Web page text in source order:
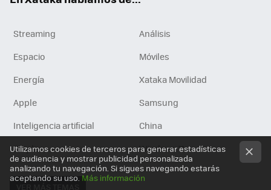
Streaming
Análisis
Espacio
Móviles
Energía
Xataka Movilidad
Apple
Samsung
Inteligencia artificial
China
Empleo
Windows 11
Utilizamos cookies de terceros para generar estadísticas
de audiencia y mostrar publicidad personalizada
analizando tu navegación. Si sigues navegando estarás
aceptando su uso. Más información